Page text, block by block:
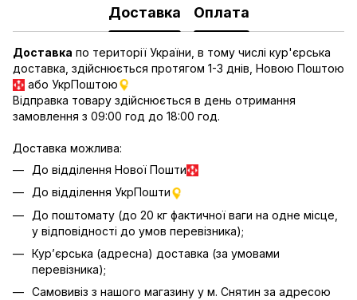
Доставка Оплата
Доставка по території України, в тому числі кур'єрська
доставка, здійснюється протягом 1-3 днів, Новою Поштою
або УкрПоштою
Відправка товару здійснюється в день отримання
замовлення з 09:00 год до 18:00 год.
Доставка можлива:
До відділення Нової Пошти
До відділення УкрПошти
До поштомату (до 20 кг фактичної ваги на одне місце,
у відповідності до умов перевізника);
Кур’єрська (адресна) доставка (за умовами
перевізника);
Самовивіз з нашого магазину у м. Снятин за адресою